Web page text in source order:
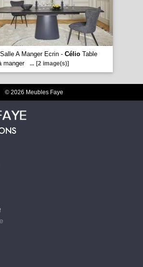
A Manger Ecrin - CélioTable
manger
... [2 image(s)]
© 2026 Meubles Faye